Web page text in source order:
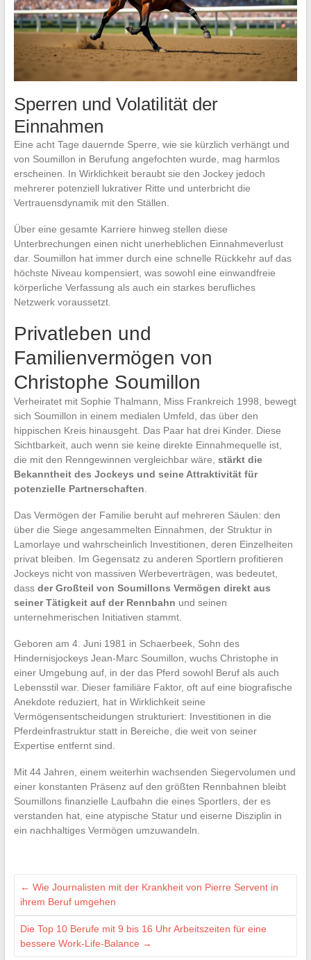
Sperren und Volatilität der
Einnahmen
Eine acht Tage dauernde Sperre, wie sie kürzlich verhängt und
von Soumillon in Berufung angefochten wurde, mag harmlos
erscheinen. In Wirklichkeit beraubt sie den Jockey jedoch
mehrerer potenziell lukrativer Ritte und unterbricht die
Vertrauensdynamik mit den Ställen.
Über eine gesamte Karriere hinweg stellen diese
Unterbrechungen einen nicht unerheblichen Einnahmeverlust
dar. Soumillon hat immer durch eine schnelle Rückkehr auf das
höchste Niveau kompensiert, was sowohl eine einwandfreie
körperliche Verfassung als auch ein starkes berufliches
Netzwerk voraussetzt.
Privatleben und
Familienvermögen von
Christophe Soumillon
Verheiratet mit Sophie Thalmann, Miss Frankreich 1998, bewegt
sich Soumillon in einem medialen Umfeld, das über den
hippischen Kreis hinausgeht. Das Paar hat drei Kinder. Diese
Sichtbarkeit, auch wenn sie keine direkte Einnahmequelle ist,
die mit den Renngewinnen vergleichbar wäre, stärkt die
Bekanntheit des Jockeys und seine Attraktivität für
potenzielle Partnerschaften.
Das Vermögen der Familie beruht auf mehreren Säulen: den
über die Siege angesammelten Einnahmen, der Struktur in
Lamorlaye und wahrscheinlich Investitionen, deren Einzelheiten
privat bleiben. Im Gegensatz zu anderen Sportlern profitieren
Jockeys nicht von massiven Werbeverträgen, was bedeutet,
dass der Großteil von Soumillons Vermögen direkt aus
seiner Tätigkeit auf der Rennbahn und seinen
unternehmerischen Initiativen stammt.
Geboren am 4. Juni 1981 in Schaerbeek, Sohn des
Hindernisjockeys Jean-Marc Soumillon, wuchs Christophe in
einer Umgebung auf, in der das Pferd sowohl Beruf als auch
Lebensstil war. Dieser familiäre Faktor, oft auf eine biografische
Anekdote reduziert, hat in Wirklichkeit seine
Vermögensentscheidungen strukturiert: Investitionen in die
Pferdeinfrastruktur statt in Bereiche, die weit von seiner
Expertise entfernt sind.
Mit 44 Jahren, einem weiterhin wachsenden Siegervolumen und
einer konstanten Präsenz auf den größten Rennbahnen bleibt
Soumillons finanzielle Laufbahn die eines Sportlers, der es
verstanden hat, eine atypische Statur und eiserne Disziplin in
ein nachhaltiges Vermögen umzuwandeln.
← Wie Journalisten mit der Krankheit von Pierre Servent in
ihrem Beruf umgehen
Die Top 10 Berufe mit 9 bis 16 Uhr Arbeitszeiten für eine
bessere Work-Life-Balance →